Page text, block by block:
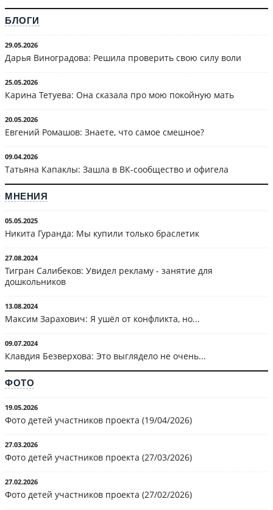
БЛОГИ
29.05.2026
Дарья Виноградова: Решила проверить свою силу воли
25.05.2026
Карина Тетуева: Она сказала про мою покойную мать
20.05.2026
Евгений Ромашов: Знаете, что самое смешное?
09.04.2026
Татьяна Капаклы: Зашла в ВК-сообщество и офигела
МНЕНИЯ
05.05.2025
Никита Гуранда: Мы купили только браслетик
27.08.2024
Тигран Салибеков: Увидел рекламу - занятие для
дошкольников
13.08.2024
Максим Зарахович: Я ушёл от конфликта, но...
09.07.2024
Клавдия Безверхова: Это выглядело не очень...
ФОТО
19.05.2026
Фото детей участников проекта (19/04/2026)
27.03.2026
Фото детей участников проекта (27/03/2026)
27.02.2026
Фото детей участников проекта (27/02/2026)